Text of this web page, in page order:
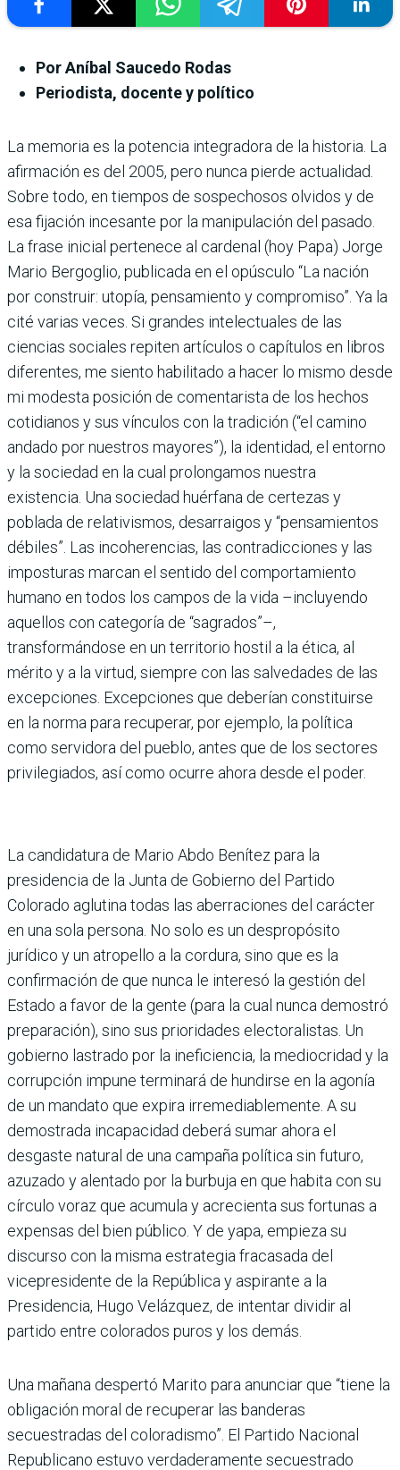
Por Aníbal Saucedo Rodas
Periodista, docente y político
La memoria es la potencia integradora de la historia. La
afirmación es del 2005, pero nunca pierde actualidad.
Sobre todo, en tiempos de sospechosos olvidos y de
esa fijación incesante por la manipulación del pasado.
La frase inicial pertenece al cardenal (hoy Papa) Jorge
Mario Bergoglio, publicada en el opúsculo “La nación
por construir: utopía, pensamiento y compromiso”. Ya la
cité varias veces. Si grandes intelectuales de las
ciencias sociales repiten artículos o capítulos en libros
diferentes, me siento habilitado a hacer lo mismo desde
mi modesta posición de comentarista de los hechos
cotidianos y sus vínculos con la tradición (“el camino
andado por nuestros mayores”), la identidad, el entorno
y la sociedad en la cual prolongamos nuestra
existencia. Una sociedad huérfana de certezas y
poblada de relativismos, desarraigos y “pensamientos
débiles”. Las incoherencias, las contradicciones y las
imposturas marcan el sentido del comportamiento
humano en todos los campos de la vida –incluyendo
aquellos con categoría de “sagrados”–,
transformándose en un territorio hostil a la ética, al
mérito y a la virtud, siempre con las salvedades de las
excepciones. Excepciones que deberían constituirse
en la norma para recuperar, por ejemplo, la política
como servidora del pueblo, antes que de los sectores
privilegiados, así como ocurre ahora desde el poder.
La candidatura de Mario Abdo Benítez para la
presidencia de la Junta de Gobierno del Partido
Colorado aglutina todas las aberraciones del carácter
en una sola persona. No solo es un despropósito
jurídico y un atropello a la cordura, sino que es la
confirmación de que nunca le interesó la gestión del
Estado a favor de la gente (para la cual nunca demostró
preparación), sino sus prioridades electoralistas. Un
gobierno lastrado por la ineficiencia, la mediocridad y la
corrupción impune terminará de hundirse en la agonía
de un mandato que expira irremediablemente. A su
demostrada incapacidad deberá sumar ahora el
desgaste natural de una campaña política sin futuro,
azuzado y alentado por la burbuja en que habita con su
círculo voraz que acumula y acrecienta sus fortunas a
expensas del bien público. Y de yapa, empieza su
discurso con la misma estrategia fracasada del
vicepresidente de la República y aspirante a la
Presidencia, Hugo Velázquez, de intentar dividir al
partido entre colorados puros y los demás.
Una mañana despertó Marito para anunciar que “tiene la
obligación moral de recuperar las banderas
secuestradas del coloradismo”. El Partido Nacional
Republicano estuvo verdaderamente secuestrado